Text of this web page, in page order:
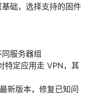
础，选择支持的固件
服务器组
特定应用走 VPN，其
新版本，修复已知问